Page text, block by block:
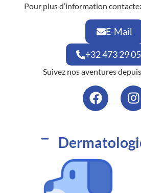
Pour plus d’information
+32 473 29
E-Mail
Suivez nos aventures